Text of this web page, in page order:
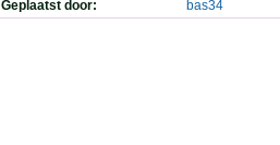
Geplaatst door: bas34